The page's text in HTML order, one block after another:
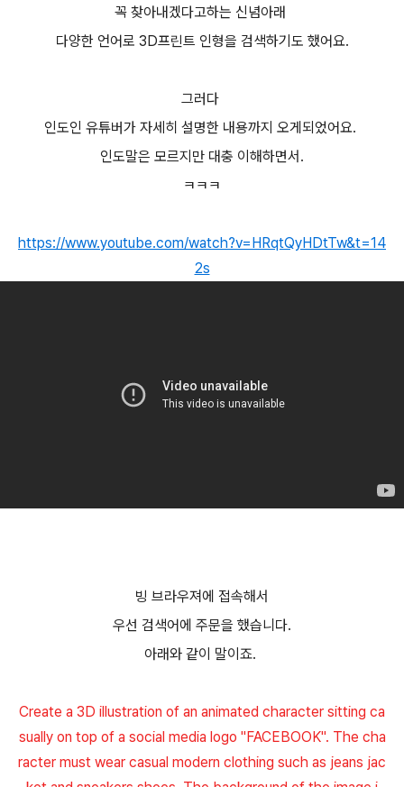
꼭 찾아내겠다고하는 신념아래
다양한 언어로 3D프린트 인형을 검색하기도 했어요.
그러다
인도인 유튜버가 자세히 설명한 내용까지 오게되었어요.
인도말은 모르지만 대충 이해하면서.
ㅋㅋㅋ
https://www.youtube.com/watch?v=HRqtQyHDtTw&t=14
2s
빙 브라우져에 접속해서
우선 검색어에 주문을 했습니다.
아래와 같이 말이죠.
Create a 3D illustration of an animated character sitting ca
sually on top of a social media logo "FACEBOOK". The cha
racter must wear casual modern clothing such as jeans jac